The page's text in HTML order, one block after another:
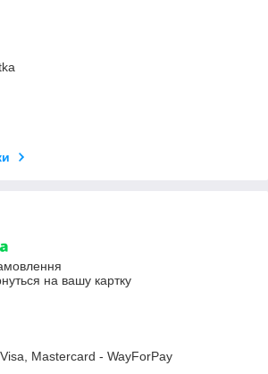
на вашу картку
Mastercard - WayForPay